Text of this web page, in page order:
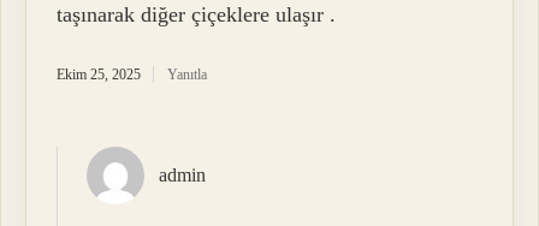
taşınarak diğer çiçeklere ulaşır .
Ekim 25, 2025 Yanıtla
admin